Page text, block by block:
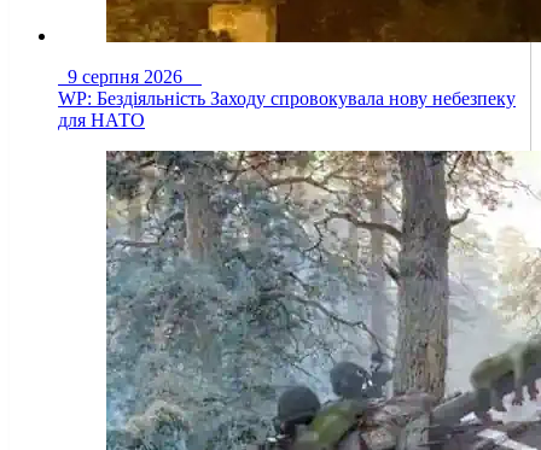
9 серпня 2026
WP: Бездіяльність Заходу спровокувала нову небезпеку
для НАТО